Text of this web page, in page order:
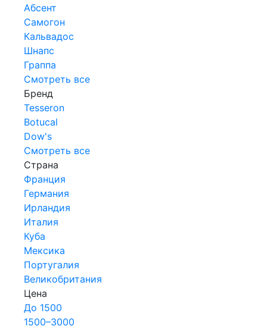
Абсент
Самогон
Кальвадос
Шнапс
Граппа
Смотреть все
Бренд
Tesseron
Botucal
Dow's
Смотреть все
Страна
Франция
Германия
Ирландия
Италия
Куба
Мексика
Португалия
Великобритания
Цена
До 1500
1500–3000